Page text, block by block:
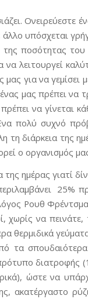
υπόσχεται
ποσότητας
λειτουργεί
για να
μας πρέπει να
να γίνεται
πολύ συχνό
τη διάρκεια της
ο οργανισμός
ημέρας γιατί
25%
Ρουθ
να πεινάτε,
θερμιδικά
τα
ώστε να
ακατέργαστο